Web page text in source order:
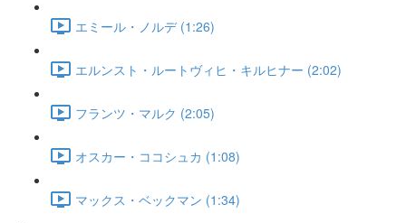
エミール・ノルデ (1:26)
エルンスト・ルートヴィヒ・キルヒナー (2:02)
フランツ・マルク (2:05)
オスカー・ココシュカ (1:08)
マックス・ベックマン (1:34)